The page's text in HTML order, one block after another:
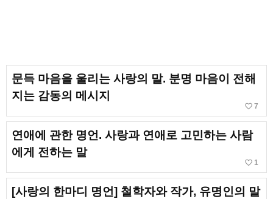
문득 마음을 울리는 사랑의 말. 분명 마음이 전해
지는 감동의 메시지
favorite_border 7
연애에 관한 명언. 사랑과 연애로 고민하는 사람
에게 전하는 말
favorite_border 1
[사랑의 한마디 명언] 철학자와 작가, 유명인의 말